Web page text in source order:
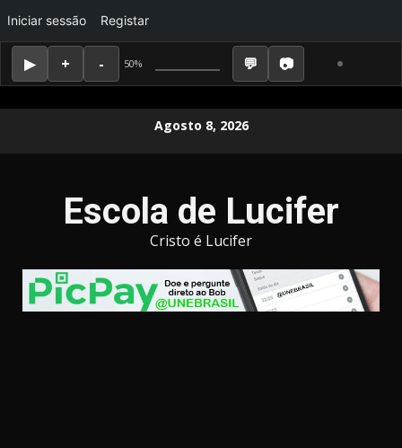
50%
Iniciar sessão Registar
Agosto 8, 2026
Escola de Lucifer
Cristo é Lucifer